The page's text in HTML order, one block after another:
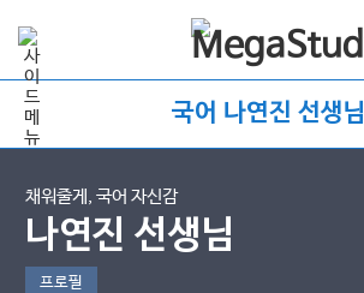
국어 나연진 선생님
채워줄게, 국어 자신감
나연진 선생님
프로필